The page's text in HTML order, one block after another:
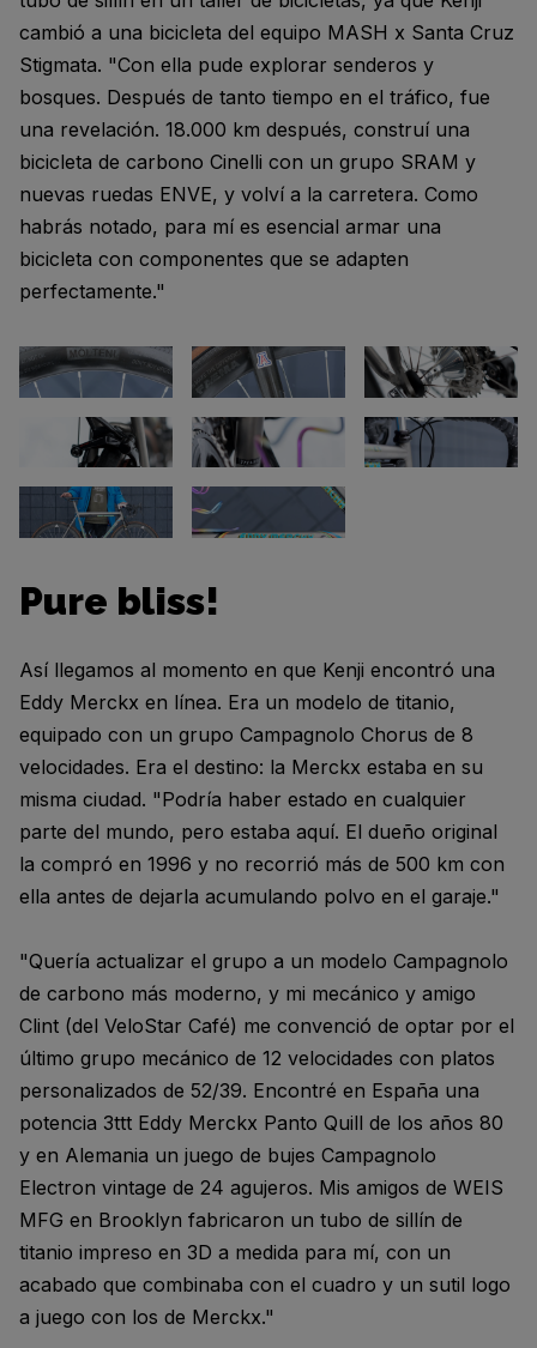
cambió a una bicicleta del equipo MASH x Santa Cruz
Stigmata. "Con ella pude explorar senderos y
bosques. Después de tanto tiempo en el tráfico, fue
una revelación. 18.000 km después, construí una
bicicleta de carbono Cinelli con un grupo SRAM y
nuevas ruedas ENVE, y volví a la carretera. Como
habrás notado, para mí es esencial armar una
bicicleta con componentes que se adapten
perfectamente."
Pure bliss!
Así llegamos al momento en que Kenji encontró una
Eddy Merckx en línea. Era un modelo de titanio,
equipado con un grupo Campagnolo Chorus de 8
velocidades. Era el destino: la Merckx estaba en su
misma ciudad. "Podría haber estado en cualquier
parte del mundo, pero estaba aquí. El dueño original
la compró en 1996 y no recorrió más de 500 km con
ella antes de dejarla acumulando polvo en el garaje."
"Quería actualizar el grupo a un modelo Campagnolo
de carbono más moderno, y mi mecánico y amigo
Clint (del VeloStar Café) me convenció de optar por el
último grupo mecánico de 12 velocidades con platos
personalizados de 52/39. Encontré en España una
potencia 3ttt Eddy Merckx Panto Quill de los años 80
y en Alemania un juego de bujes Campagnolo
Electron vintage de 24 agujeros. Mis amigos de WEIS
MFG en Brooklyn fabricaron un tubo de sillín de
titanio impreso en 3D a medida para mí, con un
acabado que combinaba con el cuadro y un sutil logo
a juego con los de Merckx."